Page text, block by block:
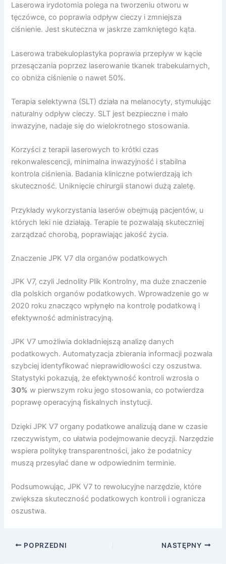
Laserowa irydotomia polega na tworzeniu otworu w
tęczówce, co poprawia odpływ cieczy i zmniejsza
ciśnienie. Jest skuteczna w jaskrze zamkniętego kąta.
Laserowa trabekuloplastyka poprawia przepływ w kącie
przesączania poprzez laserowanie tkanek trabekularnych,
co obniża ciśnienie o nawet 50%.
Terapia selektywna (SLT) działa na melanocyty, stymulując
naturalny odpływ cieczy. SLT jest bezpieczne i mało
inwazyjne, nadaje się do wielokrotnego stosowania.
Korzyści z terapii laserowych to krótki czas
rekonwalescencji, minimalna inwazyjność i stabilna
kontrola ciśnienia. Badania kliniczne potwierdzają ich
skuteczność. Uniknięcie chirurgii stanowi dużą zaletę.
Przykłady wykorzystania laserów obejmują pacjentów, u
których leki nie działają. Terapie te pozwalają skuteczniej
zarządzać chorobą, poprawiając jakość życia.
Znaczenie JPK V7 dla organów podatkowych
JPK V7, czyli Jednolity Plik Kontrolny, ma duże znaczenie
dla polskich organów podatkowych. Wprowadzenie go w
2020 roku znacząco wpłynęło na kontrolę podatkową i
efektywność administracyjną.
JPK V7 umożliwia dokładniejszą analizę danych
podatkowych. Automatyzacja zbierania informacji pozwala
szybciej identyfikować nieprawidłowości czy oszustwa.
Statystyki pokazują, że efektywność kontroli wzrosła o
30% w pierwszym roku jego stosowania, co potwierdza
poprawę operacyjną fiskalnych instytucji.
Dzięki JPK V7 organy podatkowe analizują dane w czasie
rzeczywistym, co ułatwia podejmowanie decyzji. Narzędzie
wspiera politykę transparentności, jako że podatnicy
muszą przesyłać dane w odpowiednim terminie.
Podsumowując, JPK V7 to rewolucyjne narzędzie, które
zwiększa skuteczność podatkowych kontroli i ogranicza
oszustwa.
POPRZEDNI NASTĘPNY